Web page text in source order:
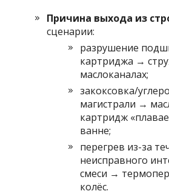
Причина выхода из
сценарии:
разрушение
картриджа →
маслоканалах;
закоксовка/
магистрали →
картридж
ванне;
перегрев из-за
неисправного
смеси →
колёс.